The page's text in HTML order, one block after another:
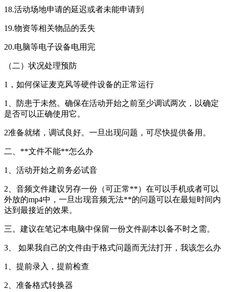
18.活动场地申请的延迟或者未能申请到
19.物资等相关物品的丢失
20.电脑等电子设备电用完
（二）状况处理预防
1，如何保证麦克风等硬件设备的正常运行
1、防患于未然。确保在活动开始之前至少调试两次，以确定
是否可以正确使用它。
2准备就绪，调试良好。一旦出现问题，可尽快提供备用。
二、**文件不能**怎么办
1、活动开始之前务必试音
2、音频文件建议另存一份（可正常**）在可以手机或者可以
外放的mp4中，一旦出现音频无法**的问题可以在最短时间内
达到最接近的效果。
三。建议在笔记本电脑中保留一份文件副本以备不时之需。
3、 如果我自己的文件由于格式问题而无法打开，我该怎么办
1、提前录入，提前检查
2、准备格式转换器